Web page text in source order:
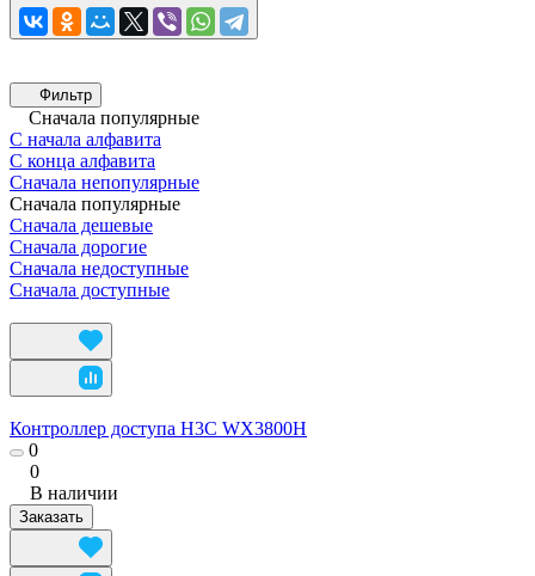
Фильтр
Сначала популярные
С начала алфавита
С конца алфавита
Сначала непопулярные
Сначала популярные
Сначала дешевые
Сначала дорогие
Сначала недоступные
Сначала доступные
Контроллер доступа H3C WX3800H
0
0
В наличии
Заказать